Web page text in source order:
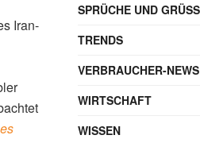
Iran-
SPRÜCHE UND
TRENDS
VERBRAUCHER-NEWS
WIRTSCHAFT
WISSEN